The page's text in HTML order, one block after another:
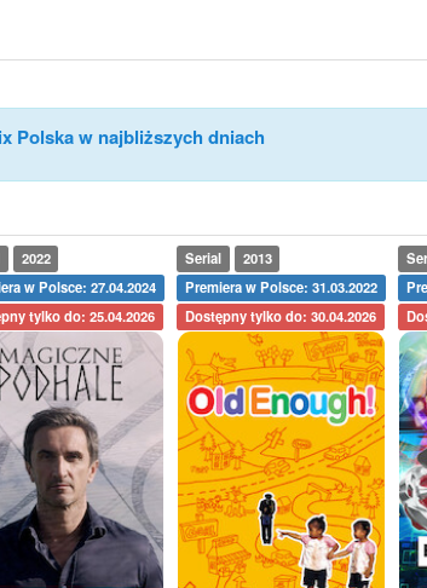
Polska w najbliższych dniach
2022
w Polsce: 27.04.2024
tylko do: 25.04.2026
Serial
2013
Premiera w Polsce: 31.03.2022
Dostępny tylko do: 30.04.2026